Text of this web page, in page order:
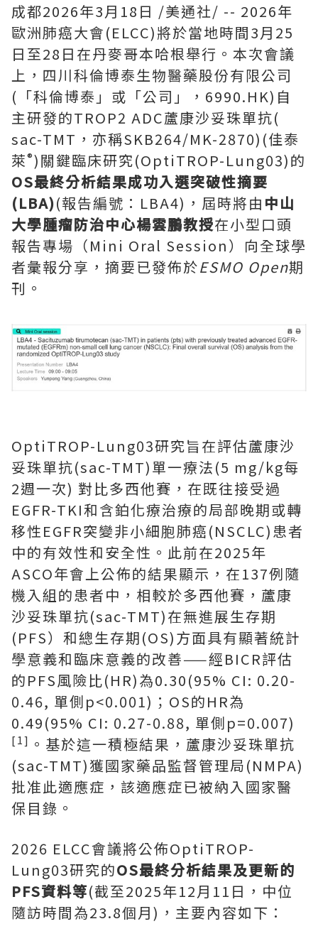
成都2026年3月18日 /美通社/ -- 2026年
歐洲肺癌大會(ELCC)將於當地時間3月25
日至28日在丹麥哥本哈根舉行。本次會議
上，四川科倫博泰生物醫藥股份有限公司
(「科倫博泰」或「公司」，6990.HK)自
主研發的TROP2 ADC蘆康沙妥珠單抗(
sac-TMT，亦稱SKB264/MK-2870)(佳泰
萊®)關鍵臨床研究(OptiTROP-Lung03)的
OS最終分析結果成功入選突破性摘要
(LBA)(報告編號：LBA4)，屆時將由 中山
大學腫瘤防治中心楊雲鵬教授在小型口頭
報告專場（Mini Oral Session）向全球學
者彙報分享，摘要已發佈於ESMO Open期
刊。
OptiTROP-Lung03研究旨在評估蘆康沙
妥珠單抗(sac-TMT)單一療法(5 mg/kg每
2週一次) 對比多西他賽，在既往接受過
EGFR-TKI和含鉑化療治療的局部晚期或轉
移性EGFR突變非小細胞肺癌(NSCLC)患者
中的有效性和安全性。此前在2025年
ASCO年會上公佈的結果顯示，在137例隨
機入組的患者中，相較於多西他賽，蘆康
沙妥珠單抗(sac-TMT)在無進展生存期
(PFS）和總生存期(OS)方面具有顯著統計
學意義和臨床意義的改善——經BICR評估
的PFS風險比(HR)為0.30(95% CI: 0.20-
0.46, 單側p<0.001)；OS的HR為
0.49(95% CI: 0.27-0.88, 單側p=0.007)
[1] 。基於這一積極結果，蘆康沙妥珠單抗
(sac-TMT)獲國家藥品監督管理局(NMPA)
批准此適應症，該適應症已被納入國家醫
保目錄。
2026 ELCC會議將公佈OptiTROP-
Lung03研究的OS最終分析結果及更新的
PFS資料等(截至2025年12月11日，中位
隨訪時間為23.8個月)，主要內容如下：